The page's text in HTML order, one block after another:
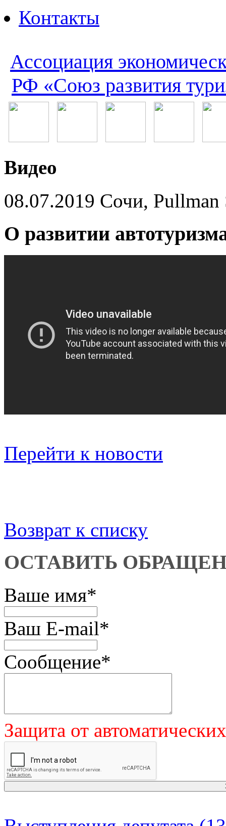
Контакты
Ассоциация
РФ «Союз развития
Видео
08.07.2019 Сочи, Pullman
О развитии
Перейти к новости
Возврат к списку
ОСТАВИТЬ
Ваше имя*
Ваш E-mail*
Сообщение*
Защита от